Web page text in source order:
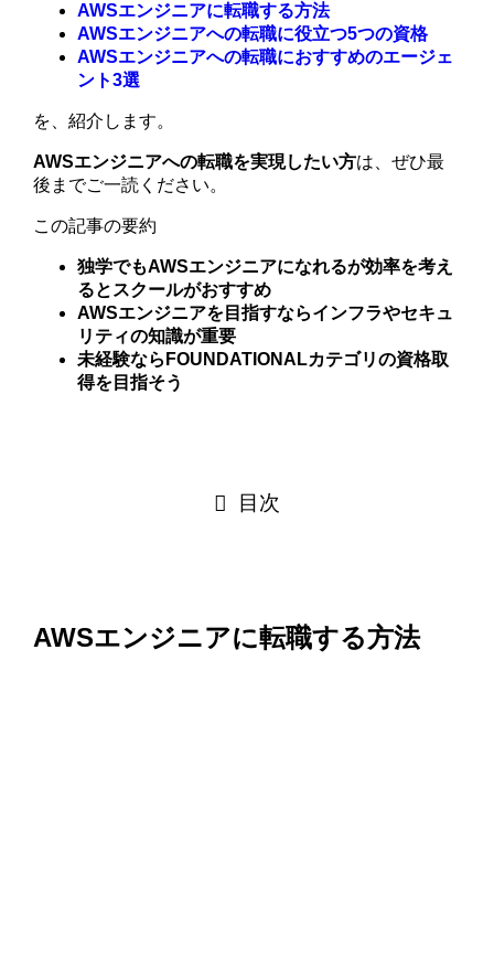
AWSエンジニアに転職する方法
AWSエンジニアへの転職に役立つ5つの資格
AWSエンジニアへの転職におすすめのエージェ
ント3選
を、紹介します。
AWSエンジニアへの転職を実現したい方は、ぜひ最
後までご一読ください。
この記事の要約
独学でもAWSエンジニアになれるが効率を考え
るとスクールがおすすめ
AWSエンジニアを目指すならインフラやセキュ
リティの知識が重要
未経験ならFOUNDATIONALカテゴリの資格取
得を目指そう
目次
AWSエンジニアに転職する方法